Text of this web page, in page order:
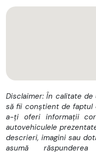
Pret 12900 euro + TVA =
Posibilitate leasing cu
euro
Disclaimer: În calitate
să fii conștient de faptul
a-ți oferi informații
autovehiculele
descrieri, imagini sau
asumă